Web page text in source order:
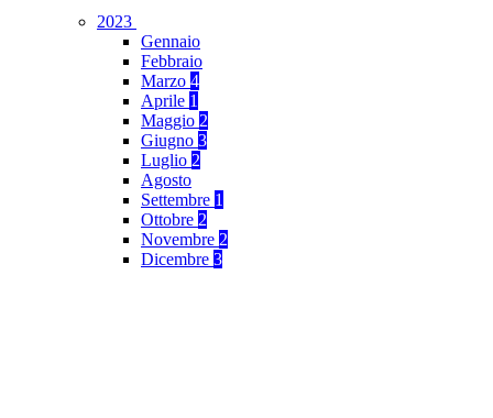
2023
Gennaio
Febbraio
Marzo 4
Aprile 1
Maggio 2
Giugno 3
Luglio 2
Agosto
Settembre 1
Ottobre 2
Novembre 2
Dicembre 3